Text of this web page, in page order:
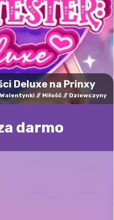
Deluxe na Prinxy
Walentynki Miłość Dziewczyny
darmo